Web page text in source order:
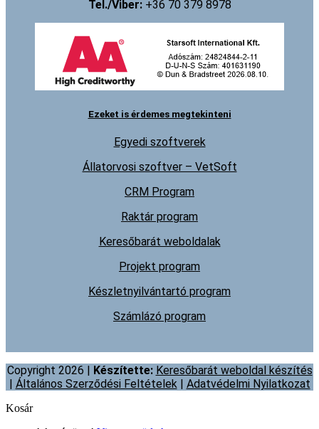
Tel./Viber:+36 70 379 8978
Ezeket is érdemes megtekinteni
Egyedi szoftverek
Állatorvosi szoftver – VetSoft
CRM Program
Raktár program
Keresőbarát weboldalak
Projekt program
Készletnyilvántartó program
Számlázó program
Copyright 2026 | Készítette: Keresőbarát weboldal készítés
| Általános Szerződési Feltételek| Adatvédelmi Nyilatkozat
Kosár